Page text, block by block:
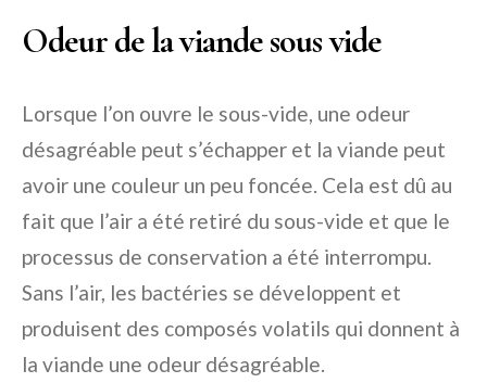
Odeur de la viande sous vide
Lorsque l’on ouvre le sous-vide, une odeur
désagréable peut s’échapper et la viande peut
avoir une couleur un peu foncée. Cela est dû au
fait que l’air a été retiré du sous-vide et que le
processus de conservation a été interrompu.
Sans l’air, les bactéries se développent et
produisent des composés volatils qui donnent à
la viande une odeur désagréable.